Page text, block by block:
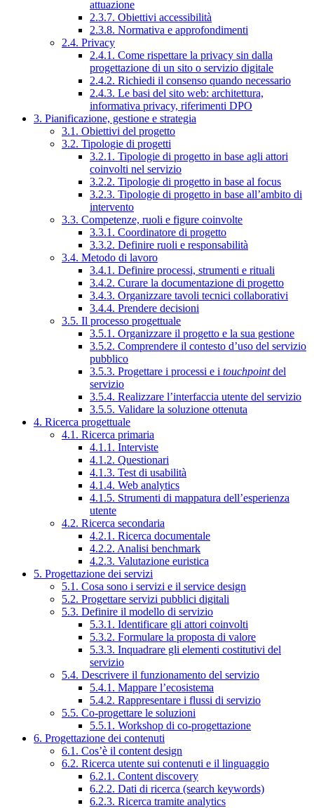
attuazione
2.3.7. Obiettivi accessibilità
2.3.8. Normativa e approfondimenti
2.4. Privacy
2.4.1. Come rispettare la privacy sin dalla
progettazione di un sito o servizio digitale
2.4.2. Richiedi il consenso quando necessario
2.4.3. Le basi del sito web: architettura,
informativa privacy, riferimenti DPO
3. Pianificazione, gestione e strategia
3.1. Obiettivi del progetto
3.2. Tipologie di progetti
3.2.1. Tipologie di progetto in base agli attori
coinvolti nel servizio
3.2.2. Tipologie di progetto in base al focus
3.2.3. Tipologie di progetto in base all’ambito di
intervento
3.3. Competenze, ruoli e figure coinvolte
3.3.1. Coordinatore di progetto
3.3.2. Definire ruoli e responsabilità
3.4. Metodo di lavoro
3.4.1. Definire processi, strumenti e rituali
3.4.2. Curare la documentazione di progetto
3.4.3. Organizzare tavoli tecnici collaborativi
3.4.4. Prendere decisioni
3.5. Il processo progettuale
3.5.1. Organizzare il progetto e la sua gestione
3.5.2. Comprendere il contesto d’uso del servizio
pubblico
3.5.3. Progettare i processi e i touchpointdel
servizio
3.5.4. Realizzare l’interfaccia utente del servizio
3.5.5. Validare la soluzione ottenuta
4. Ricerca progettuale
4.1. Ricerca primaria
4.1.1. Interviste
4.1.2. Questionari
4.1.3. Test di usabilità
4.1.4. Web analytics
4.1.5. Strumenti di mappatura dell’esperienza
utente
4.2. Ricerca secondaria
4.2.1. Ricerca documentale
4.2.2. Analisi benchmark
4.2.3. Valutazione euristica
5. Progettazione dei servizi
5.1. Cosa sono i servizi e il service design
5.2. Progettare servizi pubblici digitali
5.3. Definire il modello di servizio
5.3.1. Identificare gli attori coinvolti
5.3.2. Formulare la proposta di valore
5.3.3. Inquadrare gli elementi costitutivi del
servizio
5.4. Descrivere il funzionamento del servizio
5.4.1. Mappare l’ecosistema
5.4.2. Rappresentare i flussi di servizio
5.5. Co-progettare le soluzioni
5.5.1. Workshop di co-progettazione
6. Progettazione dei contenuti
6.1. Cos’è il content design
6.2. Ricerca utente sui contenuti e il linguaggio
6.2.1. Content discovery
6.2.2. Dati di ricerca (search keywords)
6.2.3. Ricerca tramite analytics